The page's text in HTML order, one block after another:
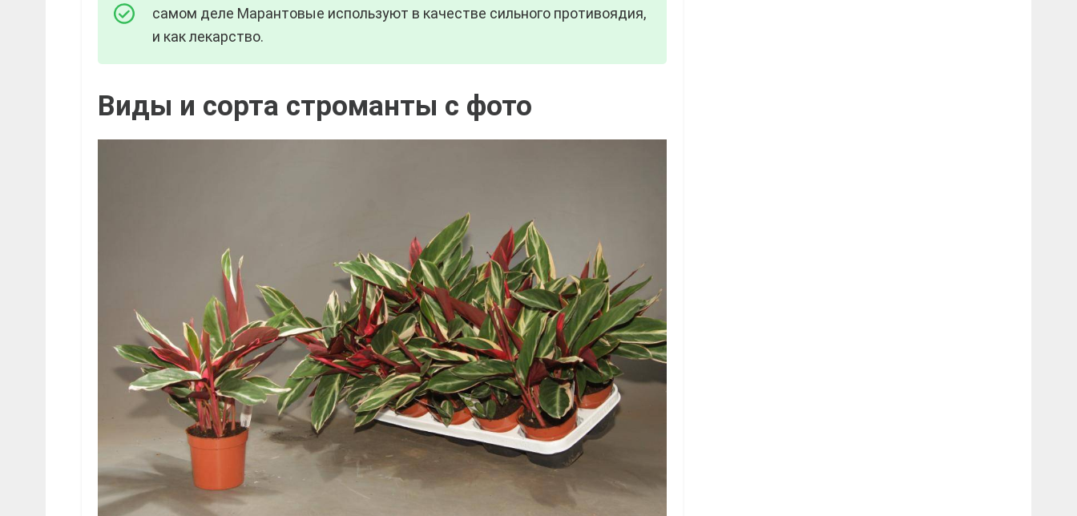
самом деле Марантовые используют в качестве сильного противоядия,
и как лекарство.
Виды и сорта строманты с фото